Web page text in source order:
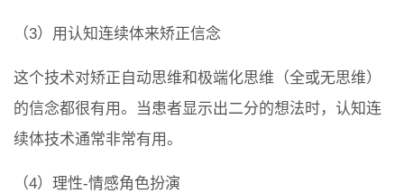
（3）用认知连续体来矫正信念
这个技术对矫正自动思维和极端化思维（全或无思维）
的信念都很有用。当患者显示出二分的想法时，认知连
续体技术通常非常有用。
（4）理性-情感角色扮演